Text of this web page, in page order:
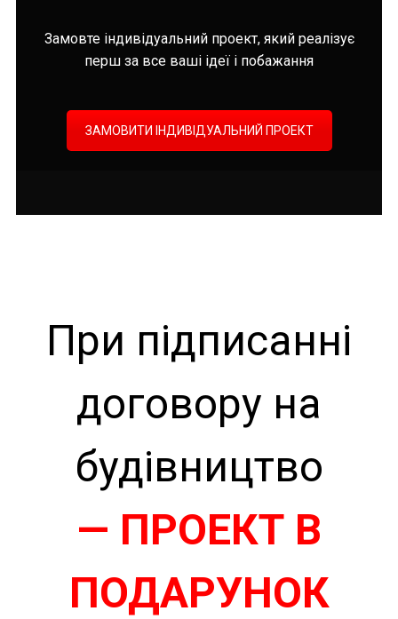
Замовте індивідуальний проект, який реалізує
перш за все ваші ідеї і побажання
ЗАМОВИТИ ІНДИВІДУАЛЬНИЙ ПРОЕКТ
При підписанні
договору на
будівництво
— ПРОЕКТ В
ПОДАРУНОК